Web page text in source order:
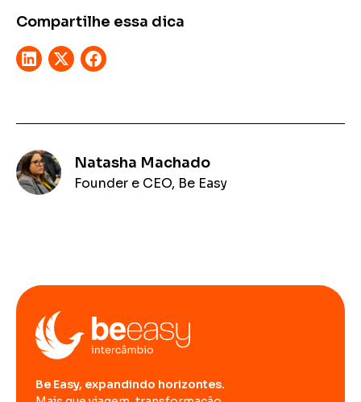
Compartilhe essa dica
Natasha Machado
Founder e CEO, Be Easy
Be Easy, expandindo horizontes.